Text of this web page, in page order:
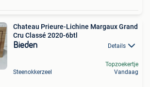
Chateau Prieure-Lichine Margaux Grand
Cru Classé 2020-6btl
Bieden Details
Steenokkerzeel
Topzoekertje
Vandaag